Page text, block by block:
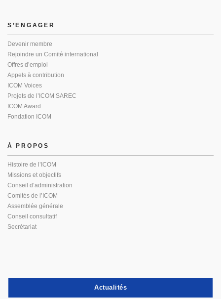
S’ENGAGER
Devenir membre
Rejoindre un Comité international
Offres d’emploi
Appels à contribution
ICOM Voices
Projets de l’ICOM SAREC
ICOM Award
Fondation ICOM
À PROPOS
Histoire de l’ICOM
Missions et objectifs
Conseil d’administration
Comités de l’ICOM
Assemblée générale
Conseil consultatif
Secrétariat
Actualités